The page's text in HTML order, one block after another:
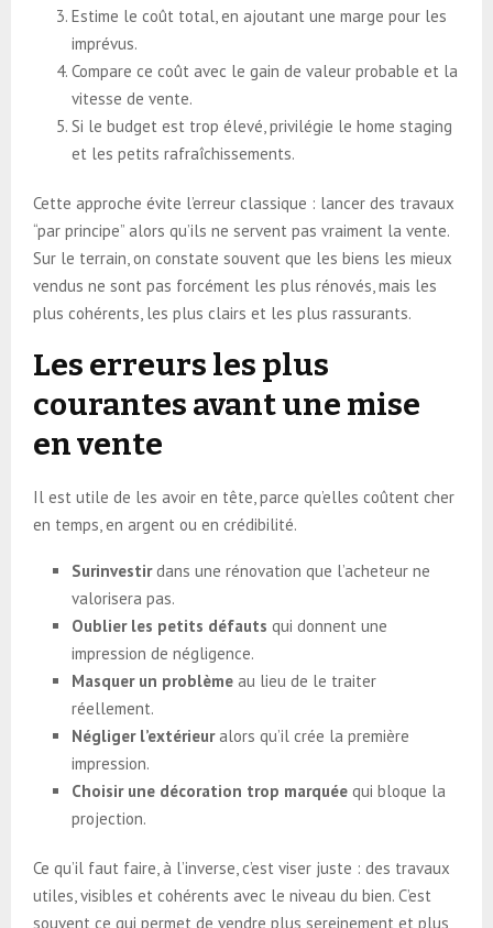
Estime le coût total, en ajoutant une marge pour les
imprévus.
Compare ce coût avec le gain de valeur probable et la
vitesse de vente.
Si le budget est trop élevé, privilégie le home staging
et les petits rafraîchissements.
Cette approche évite l’erreur classique : lancer des travaux
“par principe” alors qu’ils ne servent pas vraiment la vente.
Sur le terrain, on constate souvent que les biens les mieux
vendus ne sont pas forcément les plus rénovés, mais les
plus cohérents, les plus clairs et les plus rassurants.
Les erreurs les plus
courantes avant une mise
en vente
Il est utile de les avoir en tête, parce qu’elles coûtent cher
en temps, en argent ou en crédibilité.
Surinvestirdans une rénovation que l’acheteur ne
valorisera pas.
Oublier les petits défauts qui donnent une
impression de négligence.
Masquer un problème au lieu de le traiter
réellement.
Négliger l’extérieuralors qu’il crée la première
impression.
Choisir une décoration trop marquée qui bloque la
projection.
Ce qu’il faut faire, à l’inverse, c’est viser juste : des travaux
utiles, visibles et cohérents avec le niveau du bien. C’est
souvent ce qui permet de vendre plus sereinement et plus